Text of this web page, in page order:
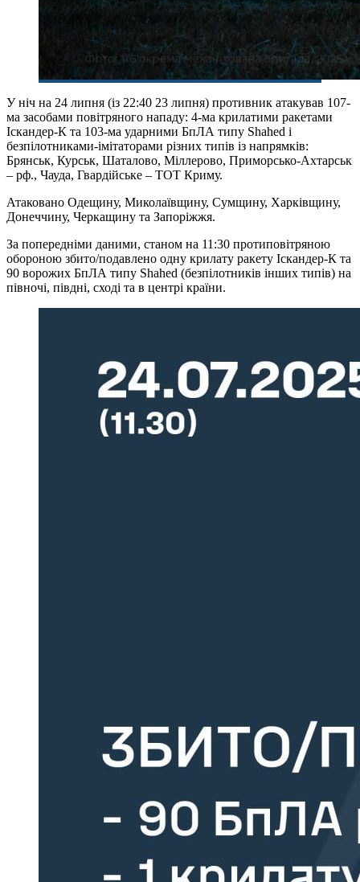
У ніч на 24 липня (із 22:40 23 липня) противник атакував 107-
ма засобами повітряного нападу: 4-ма крилатими ракетами
Іскандер-К та 103-ма ударними БпЛА типу Shahed і
безпілотниками-імітаторами різних типів із напрямків:
Брянськ, Курськ, Шаталово, Міллерово, Приморсько-Ахтарськ
– рф., Чауда, Гвардійське – ТОТ Криму.
Атаковано Одещину, Миколаївщину, Сумщину, Харківщину,
Донеччину, Черкащину та Запоріжжя.
За попередніми даними, станом на 11:30 протиповітряною
обороною збито/подавлено одну крилату ракету Іскандер-К та
90 ворожих БпЛА типу Shahed (безпілотників інших типів) на
півночі, півдні, сході та в центрі країни.